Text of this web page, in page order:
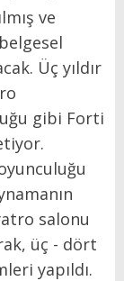
ve
Üç yıldır
gibi Forti
salonu
üç - dört
yapıldı.